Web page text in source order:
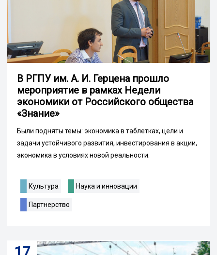
В РГПУ им. А. И. Герцена прошло
мероприятие в рамках Недели
экономики от Российского общества
«Знание»
Были подняты темы: экономика в таблетках, цели и
задачи устойчивого развития, инвестирования в акции,
экономика в условиях новой реальности.
Культура Наука и инновации
Партнерство